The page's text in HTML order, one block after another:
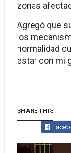
zonas
Agregó que
los
normalidad
estar con mi
SHARE THIS